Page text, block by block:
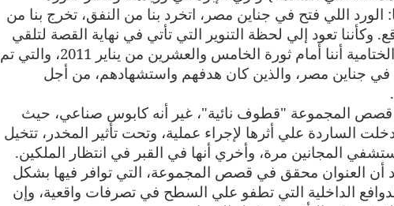
الورد اللي فتح في جناين مصر، اتخرد بنا من النفق، تخرج بنا من
وكأننا تعود إلي لحظة التنوير التي تأتي في نهاية القصة لتلقي
الضوء علي ما فات، ونجد أنفسنا بالعبار الختامية أننا أمام ثورة الخامس والعشرين من يناير 2011، والتي تم
في جناين مصر، والذين كان هدفهم واستشهادهم، من أجل
.
قصص المجموعة "قطوف نائية"، غير أنه كابوس صناعي، حيث
دخلت الساردة علي أثرها لإجراء عملية، وتحت تأثير المخدر، تتخيل
المجانين مرة، وأخري أنها في القبر في انتظار الملكين.
أن العنوان محقق في قصص المجموعة، التي توافر فيها بشكل
الداخلية التي تطفو علي السطح في تصرفات واقعية، وإن